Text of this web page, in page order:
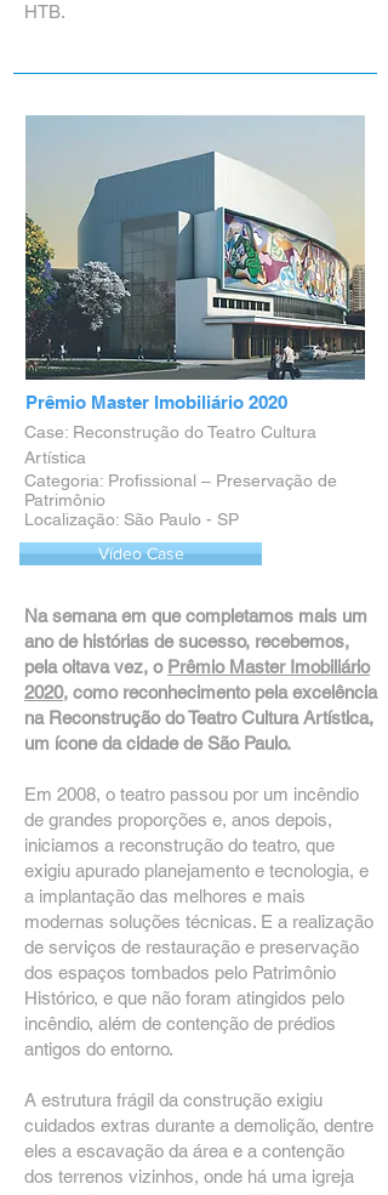
HTB.
Prêmio Master Imobiliário 2020
Case: Reconstrução do Teatro Cultura
Artística
Categoria: Profissional – Preservação de
Patrimônio
Localização: São Paulo - SP
Vídeo Case
Na semana em que completamos mais um
ano de histórias de sucesso, recebemos,
pela oitava vez, o Prêmio Master Imobiliário
2020, como reconhecimento pela excelência
na Reconstrução do Teatro Cultura Artística,
um ícone da cidade de São Paulo.
Em 2008, o teatro passou por um incêndio
de grandes proporções e, anos depois,
iniciamos a reconstrução do teatro, que
exigiu apurado planejamento e tecnologia, e
a implantação das melhores e mais
modernas soluções técnicas. E a realização
de serviços de restauração e preservação
dos espaços tombados pelo Patrimônio
Histórico, e que não foram atingidos pelo
incêndio, além de contenção de prédios
antigos do entorno.
A estrutura frágil da construção exigiu
cuidados extras durante a demolição, dentre
eles a escavação da área e a contenção
dos terrenos vizinhos, onde há uma igreja